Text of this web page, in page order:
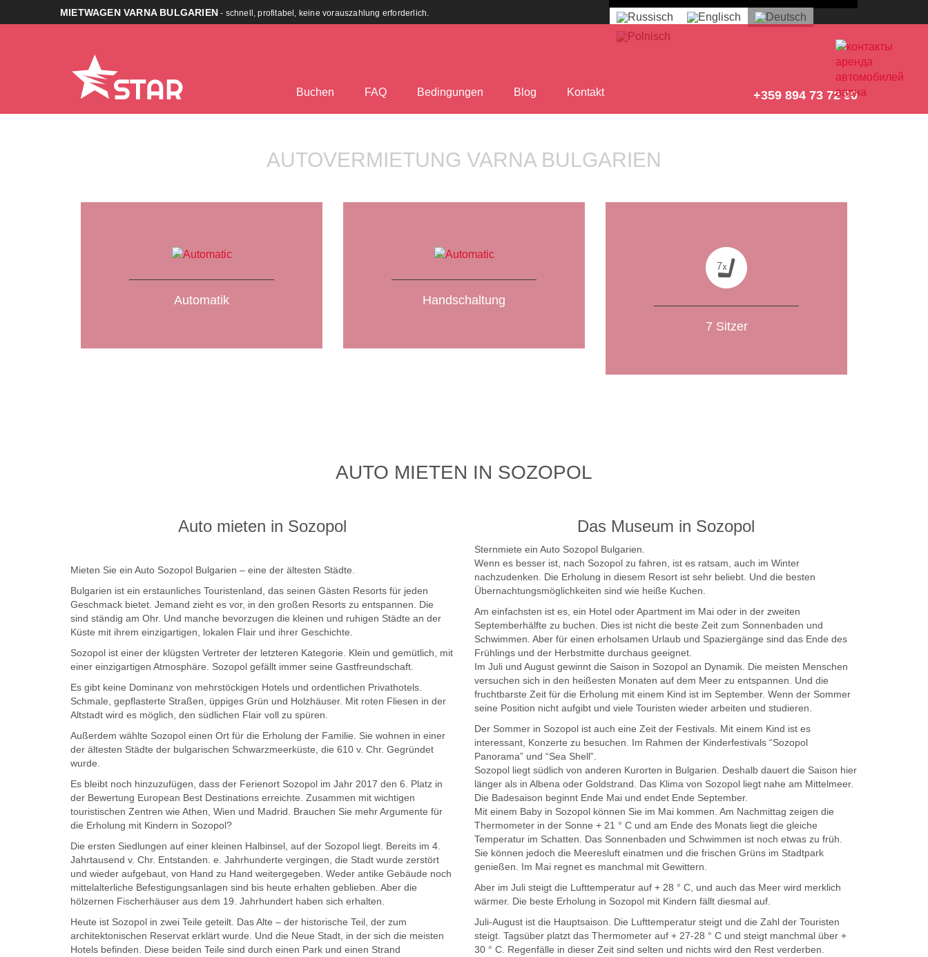
MIETWAGEN VARNA BULGARIEN - schnell, profitabel, keine vorauszahlung erforderlich.
+359 894 73 72 90
Buchen FAQ Bedingungen Blog Kontakt
AUTOVERMIETUNG VARNA BULGARIEN
Automatik
Handschaltung
7 Sitzer
AUTO MIETEN IN SOZOPOL
Auto mieten in Sozopol
Mieten Sie ein Auto Sozopol Bulgarien – eine der ältesten Städte.
Bulgarien ist ein erstaunliches Touristenland, das seinen Gästen Resorts für jeden
Geschmack bietet. Jemand zieht es vor, in den großen Resorts zu entspannen. Die
sind ständig am Ohr. Und manche bevorzugen die kleinen und ruhigen Städte an der
Küste mit ihrem einzigartigen, lokalen Flair und ihrer Geschichte.
Sozopol ist einer der klügsten Vertreter der letzteren Kategorie. Klein und gemütlich, mit
einer einzigartigen Atmosphäre. Sozopol gefällt immer seine Gastfreundschaft.
Es gibt keine Dominanz von mehrstöckigen Hotels und ordentlichen Privathotels.
Schmale, gepflasterte Straßen, üppiges Grün und Holzhäuser. Mit roten Fliesen in der
Altstadt wird es möglich, den südlichen Flair voll zu spüren.
Außerdem wählte Sozopol einen Ort für die Erholung der Familie. Sie wohnen in einer
der ältesten Städte der bulgarischen Schwarzmeerküste, die 610 v. Chr. Gegründet
wurde.
Es bleibt noch hinzuzufügen, dass der Ferienort Sozopol im Jahr 2017 den 6. Platz in
der Bewertung European Best Destinations erreichte. Zusammen mit wichtigen
touristischen Zentren wie Athen, Wien und Madrid. Brauchen Sie mehr Argumente für
die Erholung mit Kindern in Sozopol?
Die ersten Siedlungen auf einer kleinen Halbinsel, auf der Sozopol liegt. Bereits im 4.
Jahrtausend v. Chr. Entstanden. e. Jahrhunderte vergingen, die Stadt wurde zerstört
und wieder aufgebaut, von Hand zu Hand weitergegeben. Weder antike Gebäude noch
mittelalterliche Befestigungsanlagen sind bis heute erhalten geblieben. Aber die
hölzernen Fischerhäuser aus dem 19. Jahrhundert haben sich erhalten.
Heute ist Sozopol in zwei Teile geteilt. Das Alte – der historische Teil, der zum
architektonischen Reservat erklärt wurde. Und die Neue Stadt, in der sich die meisten
Hotels befinden. Diese beiden Teile sind durch einen Park und einen Strand
Das Museum in Sozopol
Sternmiete ein Auto Sozopol Bulgarien.
Wenn es besser ist, nach Sozopol zu fahren, ist es ratsam, auch im Winter
nachzudenken. Die Erholung in diesem Resort ist sehr beliebt. Und die besten
Übernachtungsmöglichkeiten sind wie heiße Kuchen.
Am einfachsten ist es, ein Hotel oder Apartment im Mai oder in der zweiten
Septemberhälfte zu buchen. Dies ist nicht die beste Zeit zum Sonnenbaden und
Schwimmen. Aber für einen erholsamen Urlaub und Spaziergänge sind das Ende des
Frühlings und der Herbstmitte durchaus geeignet.
Im Juli und August gewinnt die Saison in Sozopol an Dynamik. Die meisten Menschen
versuchen sich in den heißesten Monaten auf dem Meer zu entspannen. Und die
fruchtbarste Zeit für die Erholung mit einem Kind ist im September. Wenn der Sommer
seine Position nicht aufgibt und viele Touristen wieder arbeiten und studieren.
Der Sommer in Sozopol ist auch eine Zeit der Festivals. Mit einem Kind ist es
interessant, Konzerte zu besuchen. Im Rahmen der Kinderfestivals “Sozopol
Panorama” und “Sea Shell”.
Sozopol liegt südlich von anderen Kurorten in Bulgarien. Deshalb dauert die Saison hier
länger als in Albena oder Goldstrand. Das Klima von Sozopol liegt nahe am Mittelmeer.
Die Badesaison beginnt Ende Mai und endet Ende September.
Mit einem Baby in Sozopol können Sie im Mai kommen. Am Nachmittag zeigen die
Thermometer in der Sonne + 21 ° C und am Ende des Monats liegt die gleiche
Temperatur im Schatten. Das Sonnenbaden und Schwimmen ist noch etwas zu früh.
Sie können jedoch die Meeresluft einatmen und die frischen Grüns im Stadtpark
genießen. Im Mai regnet es manchmal mit Gewittern.
Aber im Juli steigt die Lufttemperatur auf + 28 ° C, und auch das Meer wird merklich
wärmer. Die beste Erholung in Sozopol mit Kindern fällt diesmal auf.
Juli-August ist die Hauptsaison. Die Lufttemperatur steigt und die Zahl der Touristen
steigt. Tagsüber platzt das Thermometer auf + 27-28 ° C und steigt manchmal über +
30 ° C. Regenfälle in dieser Zeit sind selten und nichts wird den Rest verderben.